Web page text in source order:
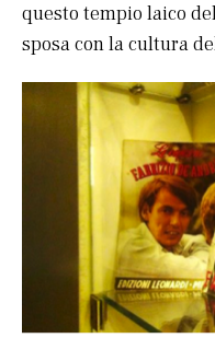
questo tempio laico
sposa con la cultura